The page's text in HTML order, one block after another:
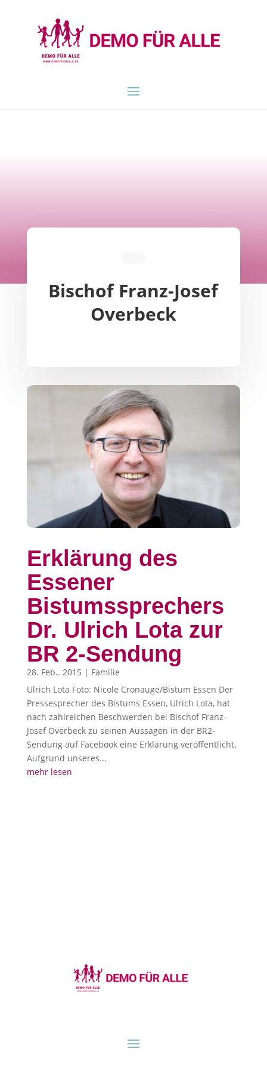
Bischof Franz-Josef
Overbeck
Erklärung des
Essener
Bistumssprechers
Dr. Ulrich Lota zur
BR 2-Sendung
28. Feb.. 2015 | Familie
Ulrich Lota Foto: Nicole Cronauge/Bistum Essen Der
Pressesprecher des Bistums Essen, Ulrich Lota, hat
nach zahlreichen Beschwerden bei Bischof Franz-
Josef Overbeck zu seinen Aussagen in der BR2-
Sendung auf Facebook eine Erklärung veröffentlicht.
Aufgrund unseres...
mehr lesen